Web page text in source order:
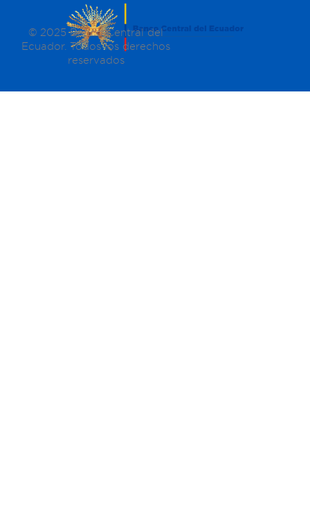
© 2025 Banco Central del
Ecuador. Todos los derechos
reservados